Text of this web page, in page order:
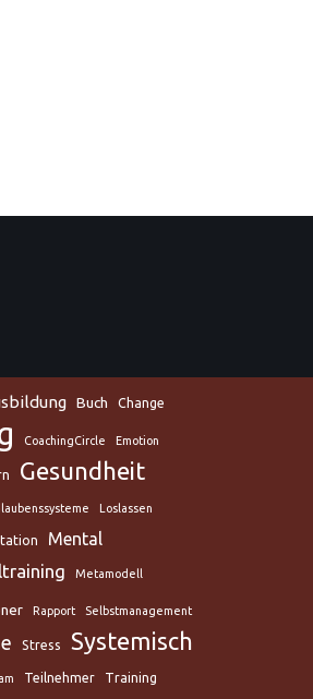
Buch Change
CoachingCircle Emotion
Gesundheit
Loslassen
Mental
Metamodell
Rapport Selbstmanagement
Stress Systemisch
Teilnehmer Training